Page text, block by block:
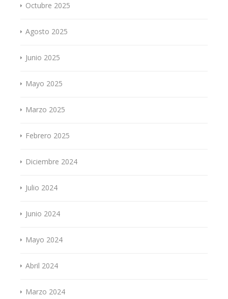
Octubre 2025
Agosto 2025
Junio 2025
Mayo 2025
Marzo 2025
Febrero 2025
Diciembre 2024
Julio 2024
Junio 2024
Mayo 2024
Abril 2024
Marzo 2024